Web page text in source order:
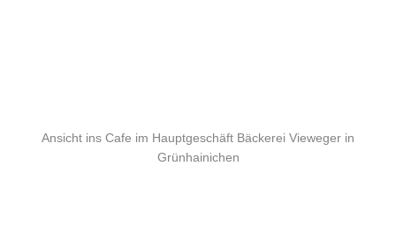
Ansicht ins Cafe im Hauptgeschäft Bäckerei Vieweger in
Grünhainichen